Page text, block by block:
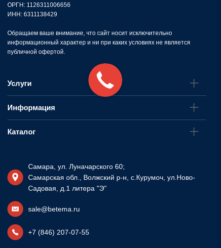
ОРГН: 1126311006656
ИНН: 6311138429
Обращаем ваше внимание, что сайт носит исключительно
информационный характер и ни при каких условиях не является
публичной офертой.
Услуги
Информация
Каталог
Самара, ул. Луначарского 60;
Самарская обл., Волжский р-н, с.Курумоч, ул.Ново-
Садовая, д.1 литера "Э"
sale@betema.ru
+7 (846) 207-07-55